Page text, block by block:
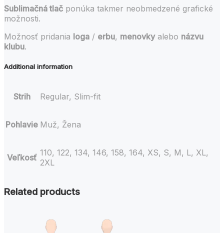
Sublimačná tlač ponúka takmer neobmedzené grafické
možnosti.
Možnosť pridania loga / erbu, menovkyalebo názvu
klubu.
Additional information
Strih Regular, Slim-fit
Pohlavie Muž, Žena
Veľkosť 110, 122, 134, 146, 158, 164, XS, S, M, L, XL,
2XL
Related products